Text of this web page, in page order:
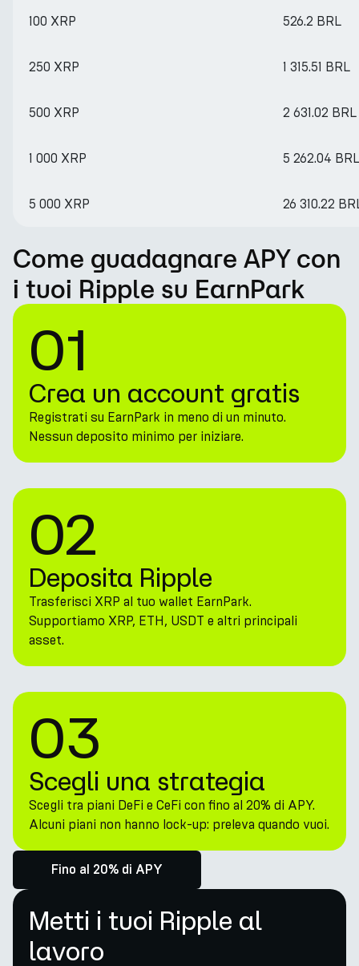
100 XRP 526.2 BRL
250 XRP 1 315.51 BRL
500 XRP 2 631.02 BRL
1 000 XRP 5 262.04 BRL
5 000 XRP 26 310.22
Come guadagnare APY con
i tuoi Ripple su EarnPark
01
Crea un account gratis
Registrati su EarnPark in meno di un minuto.
Nessun deposito minimo per iniziare.
02
Deposita Ripple
Trasferisci XRP al tuo wallet EarnPark.
Supportiamo XRP, ETH, USDT e altri principali
asset.
03
Scegli una strategia
Scegli tra piani DeFi e CeFi con fino al 20% di APY.
Alcuni piani non hanno lock-up: preleva quando vuoi.
Fino al 20% di APY
Metti i tuoi Ripple al
lavoro